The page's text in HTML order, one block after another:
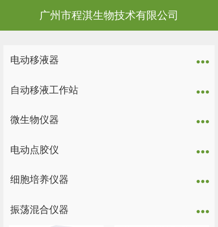
广州市程淇生物技术有限公司
电动移液器
自动移液工作站
微生物仪器
电动点胶仪
细胞培养仪器
振荡混合仪器